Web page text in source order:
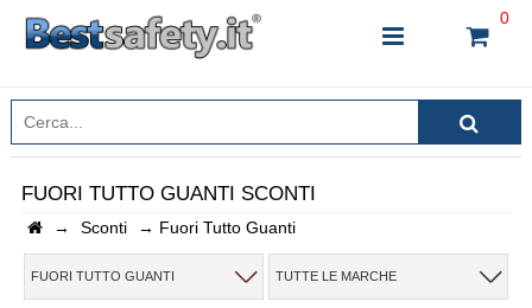
0
INSERISCI IL NOME DEL PRODOTTO CHE STAI
CERCANDO
FUORI TUTTO GUANTI SCONTI
→ Sconti → Fuori Tutto Guanti
FUORI TUTTO GUANTI TUTTE LE MARCHE